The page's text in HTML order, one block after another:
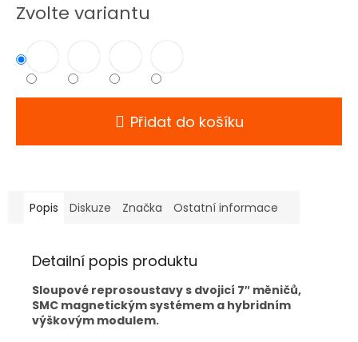
cena:
Zvolte variantu
Přidat do košíku
Popis Diskuze Značka Ostatní informace
Detailní popis produktu
Sloupové reprosoustavy s dvojicí 7″ měničů,
SMC magnetickým systémem a hybridním
výškovým modulem.